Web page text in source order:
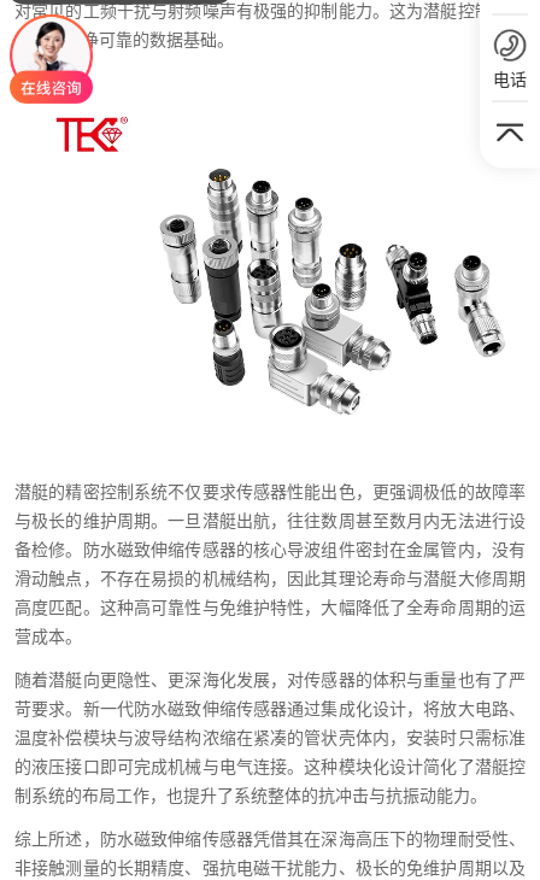
对常见的工频干扰与射频噪声有极强的抑制能力。这为潜艇控制回路
提供了纯净可靠的数据基础。
潜艇的精密控制系统不仅要求传感器性能出色，更强调极低的故障率
与极长的维护周期。一旦潜艇出航，往往数周甚至数月内无法进行设
备检修。防水磁致伸缩传感器的核心导波组件密封在金属管内，没有
滑动触点，不存在易损的机械结构，因此其理论寿命与潜艇大修周期
高度匹配。这种高可靠性与免维护特性，大幅降低了全寿命周期的运
营成本。
随着潜艇向更隐性、更深海化发展，对传感器的体积与重量也有了严
苛要求。新一代防水磁致伸缩传感器通过集成化设计，将放大电路、
温度补偿模块与波导结构浓缩在紧凑的管状壳体内，安装时只需标准
的液压接口即可完成机械与电气连接。这种模块化设计简化了潜艇控
制系统的布局工作，也提升了系统整体的抗冲击与抗振动能力。
综上所述，防水磁致伸缩传感器凭借其在深海高压下的物理耐受性、
非接触测量的长期精度、强抗电磁干扰能力、极长的免维护周期以及
电话